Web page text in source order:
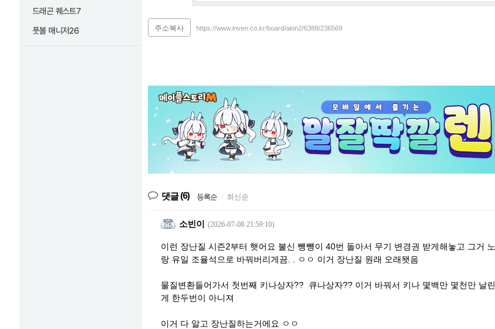
드래곤 퀘스트7
풋볼 매니저26
주소복사 https://www.inven.co.kr/board/aion2/6388/236569
댓글(6) 등록순 최신순
소빈이 (2026-07-08 21:59:10)
이런 장난질 시즌2부터 햇어요 불신 뺑뻉이 40번 돌아서 무기 변경권 받게해놓고 그거 노
랑 유일 조율석으로 바꿔버리게끔. . ㅇㅇ 이거 장난질 원래 오래됏음
물질변환들어가서 첫번째 키나상자?? 큐나상자?? 이거 바꿔서 키나 몇백만 몇천만 날린
게 한두번이 아니져
이거 다 알고 장난질하는거에요 ㅇㅇ